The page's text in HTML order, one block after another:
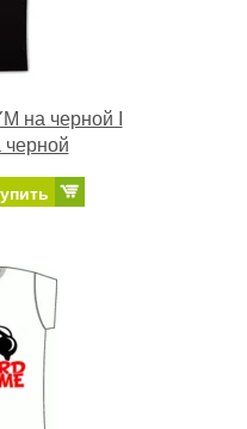
на черной I
черной